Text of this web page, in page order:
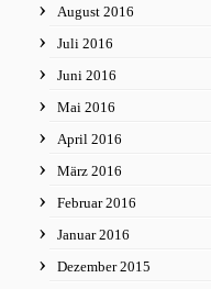
August 2016
Juli 2016
Juni 2016
Mai 2016
April 2016
März 2016
Februar 2016
Januar 2016
Dezember 2015